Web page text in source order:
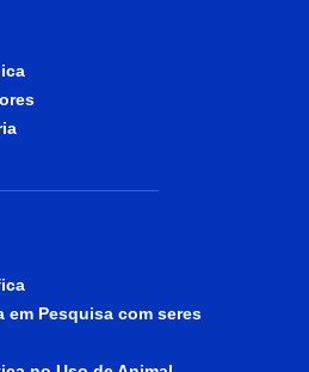
em Pesquisa com seres